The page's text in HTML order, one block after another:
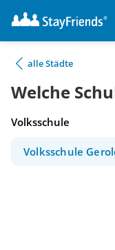
alle Städte
Welche
Volksschule
Volksschule